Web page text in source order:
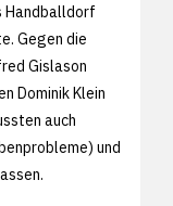
Handballdorf
Gegen die
Gislason
Dominik Klein
auch
und